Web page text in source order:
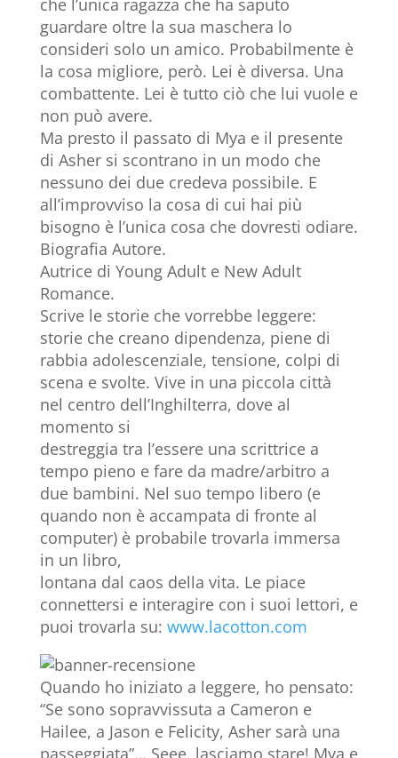
guardare oltre la sua maschera lo
consideri solo un amico. Probabilmente è
la cosa migliore, però. Lei è diversa. Una
combattente. Lei è tutto ciò che lui vuole e
non può avere.
Ma presto il passato di Mya e il presente
di Asher si scontrano in un modo che
nessuno dei due credeva possibile. E
all’improvviso la cosa di cui hai più
bisogno è l’unica cosa che dovresti odiare.
Biografia Autore.
Autrice di Young Adult e New Adult
Romance.
Scrive le storie che vorrebbe leggere:
storie che creano dipendenza, piene di
rabbia adolescenziale, tensione, colpi di
scena e svolte. Vive in una piccola città
nel centro dell’Inghilterra, dove al
momento si
destreggia tra l’essere una scrittrice a
tempo pieno e fare da madre/arbitro a
due bambini. Nel suo tempo libero (e
quando non è accampata di fronte al
computer) è probabile trovarla immersa
in un libro,
lontana dal caos della vita. Le piace
connettersi e interagire con i suoi lettori, e
puoi trovarla su: www.lacotton.com
Quando ho iniziato a leggere, ho pensato:
“Se sono sopravvissuta a Cameron e
Hailee, a Jason e Felicity, Asher sarà una
passeggiata”… Seee, lasciamo stare! Mya e